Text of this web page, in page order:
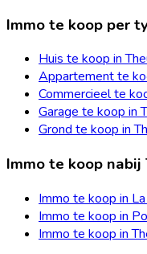
Immo te koop per
Huis te koop in
Appartement te
Commercieel te
Garage te koop in
Grond te koop in
Immo te koop nabij
Immo te koop in
Immo te koop in
Immo te koop in